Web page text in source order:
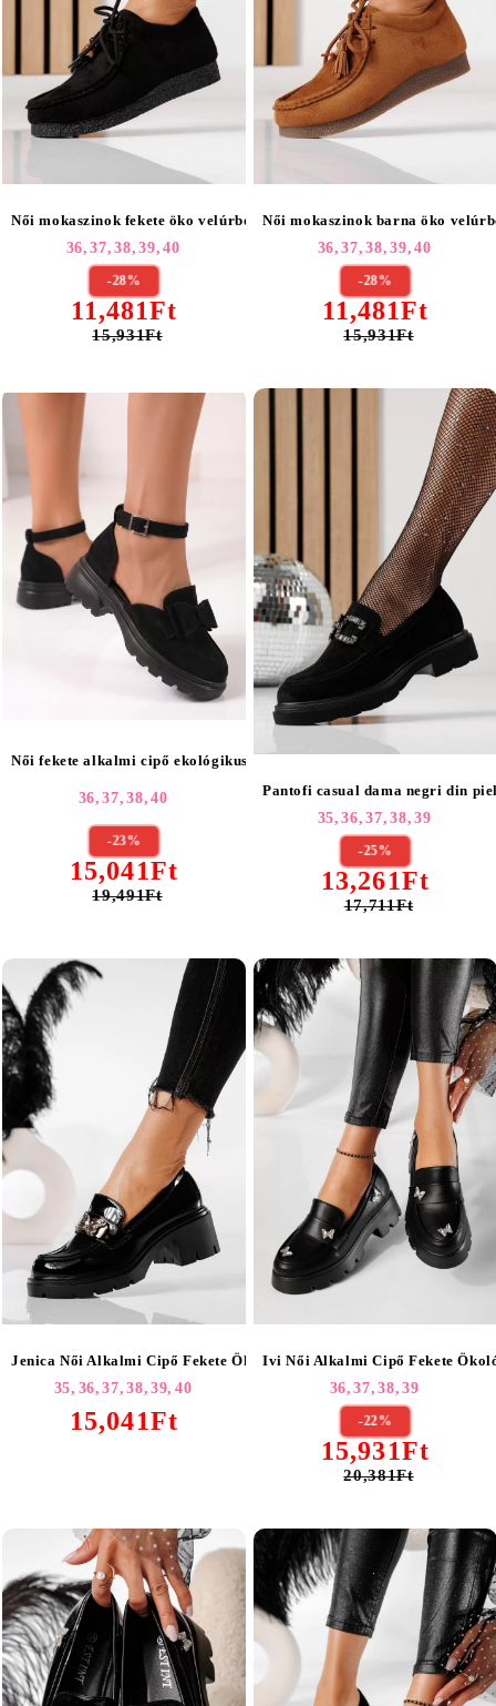
Női mokaszinok fekete öko velúrból készült Elara #25466
36, 37, 38, 39, 40
-28%
11,481Ft
15,931Ft
Női mokaszinok barna öko
36, 37, 38, 39, 40
-28%
11,481Ft
15,931Ft
Női fekete alkalmi cipő ekológikus bőrből Maris #24995
36, 37, 38, 40
-23%
15,041Ft
19,491Ft
Pantofi casual dama negri din
35, 36, 37, 38, 39
-25%
13,261Ft
17,711Ft
Jenica Női Alkalmi Cipő Fekete Ökológiai Lakkbőr #20783
35, 36, 37, 38, 39, 40
15,041Ft
Ivi Női Alkalmi Cipő Fekete
36, 37, 38, 39
-22%
15,931Ft
20,381Ft